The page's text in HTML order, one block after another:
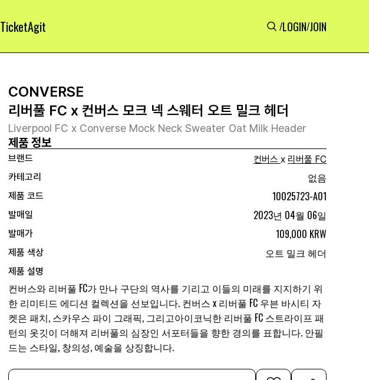
TicketAgit /LOGIN/JOIN
CONVERSE
리버풀 FC x 컨버스 모크 넥 스웨터 오트 밀크 헤더
Liverpool FC x Converse Mock Neck Sweater Oat Milk Header
제품 정보
브랜드 컨버스 x 리버풀 FC
카테고리
없음
제품 코드 10025723-A01
발매일 2023년 04월 06일
발매가 109,000 KRW
제품 색상 오트 밀크 헤더
제품 설명
컨버스와 리버풀 FC가 만나 구단의 역사를 기리고 이들의 미래를 지지하기 위
한 리미티드 에디션 컬렉션을 선보입니다. 컨버스 x 리버풀 FC 우븐 바시티 자
켓은 패치, 스카우스 파이 그래픽, 그리고아이코닉한 리버풀 FC 스트라이프 패
턴의 옷깃이 더해져 리버풀의 심장인 서포터들을 향한 경의를 표합니다. 안필
드는 스타일, 창의성, 예술을 상징합니다.